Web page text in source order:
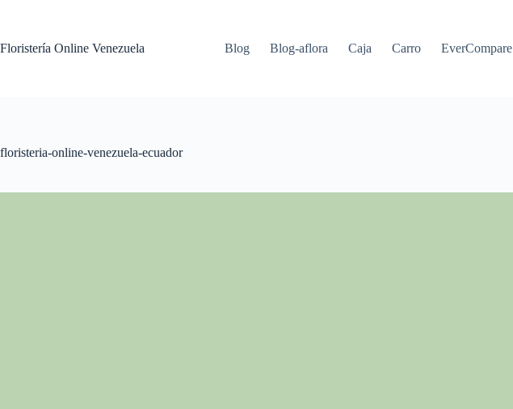
Floristería Online Venezuela Blog Blog-aflora Caja Carro EverCompare
floristeria-online-venezuela-ecuador